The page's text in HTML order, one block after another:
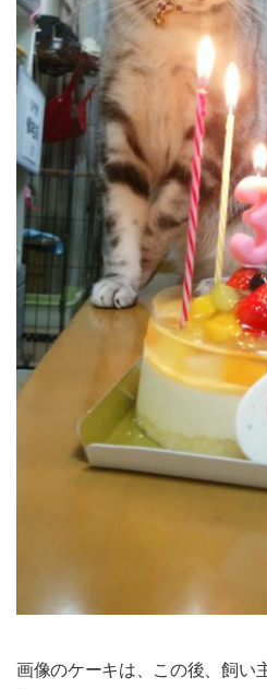
画像のケーキは、この後、飼い